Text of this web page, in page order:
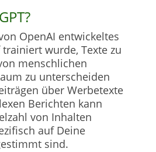
OpenAI entwickeltes
wurde, Texte zu
menschlichen
zu unterscheiden
über Werbetexte
Berichten kann
von Inhalten
auf Deine
sind.